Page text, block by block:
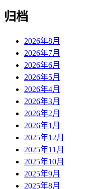
归档
2026年8月
2026年7月
2026年6月
2026年5月
2026年4月
2026年3月
2026年2月
2026年1月
2025年12月
2025年11月
2025年10月
2025年9月
2025年8月